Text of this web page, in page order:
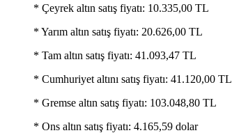
* Çeyrek altın satış fiyatı: 10.335,00 TL
* Yarım altın satış fiyatı: 20.626,00 TL
* Tam altın satış fiyatı: 41.093,47 TL
* Cumhuriyet altını satış fiyatı: 41.120,00 TL
* Gremse altın satış fiyatı: 103.048,80 TL
* Ons altın satış fiyatı: 4.165,59 dolar